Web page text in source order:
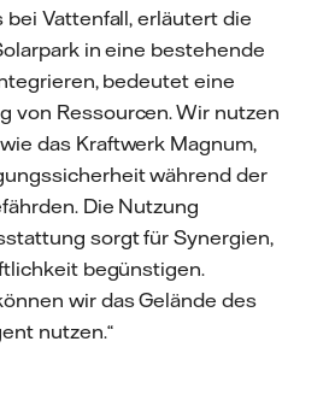
bei Vattenfall, erläutert die
in eine bestehende
bedeutet eine
von Ressourcen. Wir nutzen
das Kraftwerk Magnum,
während der
Die Nutzung
sorgt für Synergien,
begünstigen.
wir das Gelände des
nutzen.“